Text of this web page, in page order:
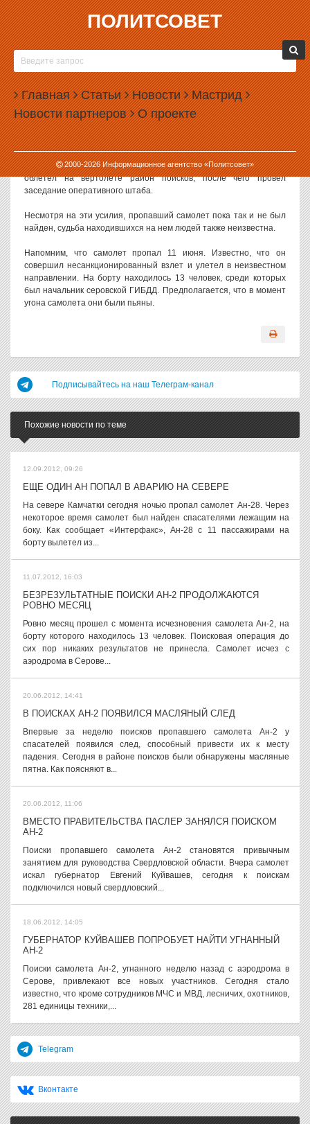
ПОЛИТСОВЕТ
Главная Статьи Новости Мастрид
Новости партнеров О проекте
2000-2026Информационное агентство «Политсовет»
19.06.2012, 16:28
КУЙВАШЕВ НЕ НАШЕЛ ПРОПАВШИЙ АН-2
Полет на вертолете губернатора Евгения Куйвашева над местом
предполагаемого исчезновения самолета Ан-2 не дал
результатов. Судьба самолета по-прежнему неизвестна.
Евгений Куйвашев улетел в Серов сразу после заседания
Заксобрания, на котором он представил нового свердловского
премьера Дениса Паслера. На севере области губернатор
облетел на вертолете район поисков, после чего провел
заседание оперативного штаба.
Несмотря на эти усилия, пропавший самолет пока так и не был
найден, судьба находившихся на нем людей также неизвестна.
Напомним, что самолет пропал 11 июня. Известно, что он
совершил несанкционированный взлет и улетел в неизвестном
направлении. На борту находилось 13 человек, среди которых
был начальник серовской ГИБДД. Предполагается, что в момент
угона самолета они были пьяны.
Подписывайтесь на наш Телеграм-канал
Похожие новости по теме
12.09.2012, 09:26
ЕЩЕ ОДИН АН ПОПАЛ В АВАРИЮ НА СЕВЕРЕ
На севере Камчатки сегодня ночью пропал самолет Ан-28. Через
некоторое время самолет был найден спасателями лежащим на
боку. Как сообщает «Интерфакс», Ан-28 с 11 пассажирами на
борту вылетел из...
11.07.2012, 16:03
БЕЗРЕЗУЛЬТАТНЫЕ ПОИСКИ АН-2 ПРОДОЛЖАЮТСЯ
РОВНО МЕСЯЦ
Ровно месяц прошел с момента исчезновения самолета Ан-2, на
борту которого находилось 13 человек. Поисковая операция до
сих пор никаких результатов не принесла. Самолет исчез с
аэродрома в Серове...
20.06.2012, 14:41
В ПОИСКАХ АН-2 ПОЯВИЛСЯ МАСЛЯНЫЙ СЛЕД
Впервые за неделю поисков пропавшего самолета Ан-2 у
спасателей появился след, способный привести их к месту
падения. Сегодня в районе поисков были обнаружены масляные
пятна. Как поясняют в...
20.06.2012, 11:06
ВМЕСТО ПРАВИТЕЛЬСТВА ПАСЛЕР ЗАНЯЛСЯ ПОИСКОМ
АН-2
Поиски пропавшего самолета Ан-2 становятся привычным
занятием для руководства Свердловской области. Вчера самолет
искал губернатор Евгений Куйвашев, сегодня к поискам
подключился новый свердловский...
18.06.2012, 14:05
ГУБЕРНАТОР КУЙВАШЕВ ПОПРОБУЕТ НАЙТИ УГНАННЫЙ
АН-2
Поиски самолета Ан-2, угнанного неделю назад с аэродрома в
Серове, привлекают все новых участников. Сегодня стало
известно, что кроме сотрудников МЧС и МВД, лесничих, охотников,
281 единицы техники,...
Telegram
Вконтакте